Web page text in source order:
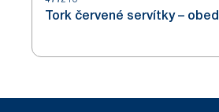
Tork červené servítky – obed